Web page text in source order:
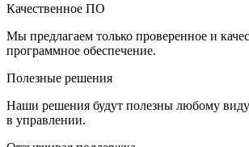
Качественное ПО
Мы предлагаем только проверенное и
программное обеспечение.
Полезные решения
Наши решения будут полезны любому виду
в управлении.